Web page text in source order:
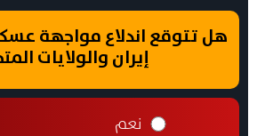
هل تتوقع اندلاع مواجهة
إيران والولايات
نعم